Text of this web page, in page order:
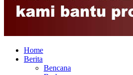
Home
Berita
Bencana